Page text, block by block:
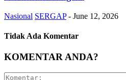
Nasional SERGAP - June 12, 2026
Tidak Ada Komentar
KOMENTAR ANDA?